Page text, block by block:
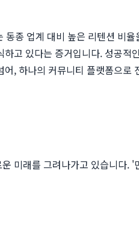
종 업계 대비 높은 리텐션 비
고 있다는 증거입니다. 성공
, 하나의 커뮤니티 플랫폼으로
미래를 그려나가고 있습니다